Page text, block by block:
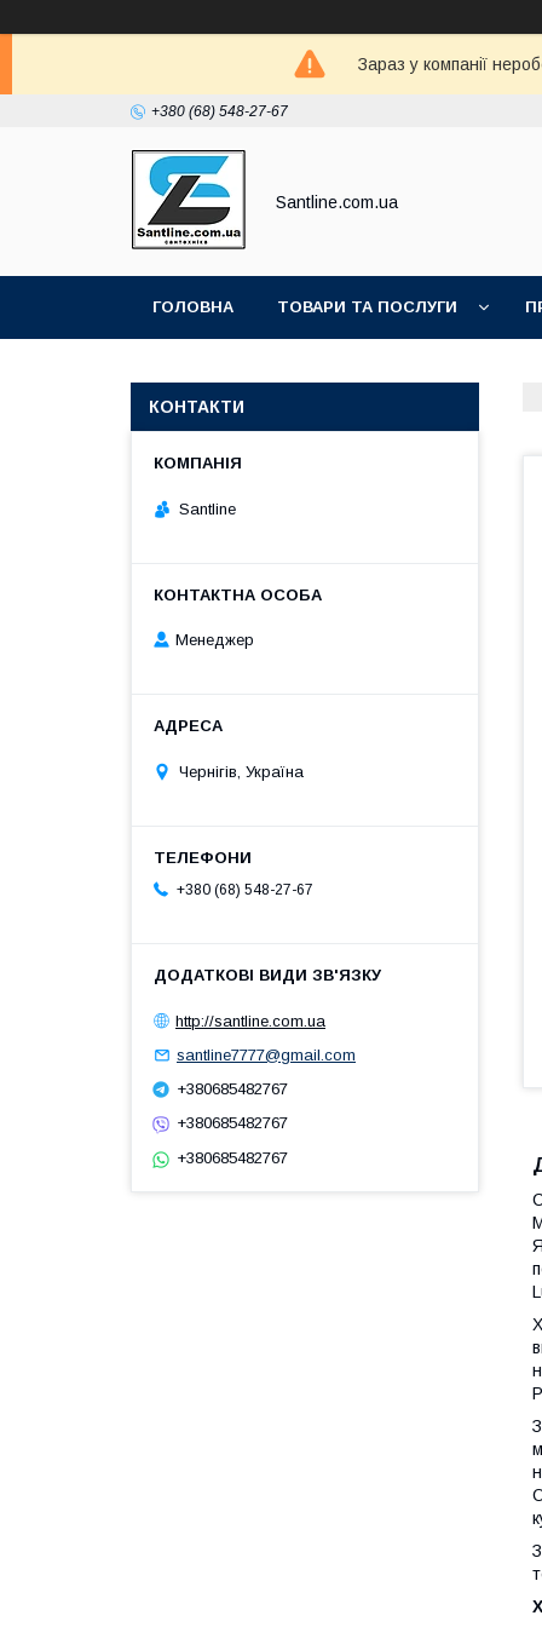
Зараз у компанії
+380 (68) 548-27-67
Santline.com.ua
ГОЛОВНА ТОВАРИ ТА ПОСЛУГИ
КОНТАКТИ
Santline
Менеджер
Чернігів, Україна
+380 (68) 548-27-67
http://santline.com.ua
santline7777@gmail.com
+380685482767
+380685482767
+380685482767